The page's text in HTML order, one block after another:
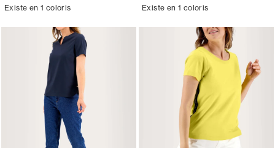
Existe en 1 coloris Existe en 1 coloris